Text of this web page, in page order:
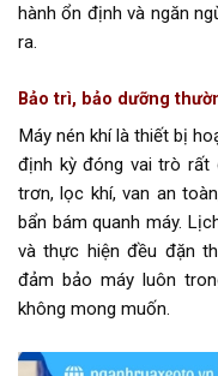
hành ổn định và ngăn
ra.
Bảo trì, bảo dưỡng
Máy nén khí là thiết bị
định kỳ đóng vai trò rất
trơn, lọc khí, van an
bẩn bám quanh máy.
và thực hiện đều đặn
đảm bảo máy luôn
không mong muốn.